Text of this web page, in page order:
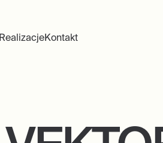
RealizacjeKontakt